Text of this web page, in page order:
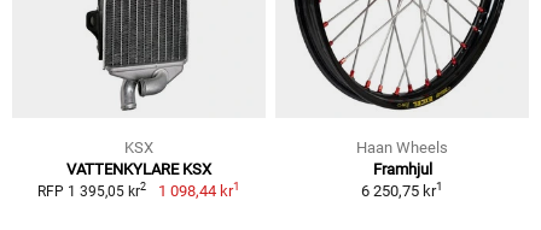
KSX
VATTENKYLARE KSX
RFP 1 395,05 kr2 1 098,44 kr1
Haan Wheels
Framhjul
6 250,75 kr1